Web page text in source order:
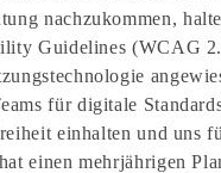
nachzukommen,
Guidelines (WCAG
für digitale
einhalten und uns
einen mehrjährigen